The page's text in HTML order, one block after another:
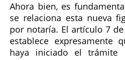
Ahora bien, es
se relaciona esta nueva
por notaría. El artículo 7
establece expresamente
haya iniciado el